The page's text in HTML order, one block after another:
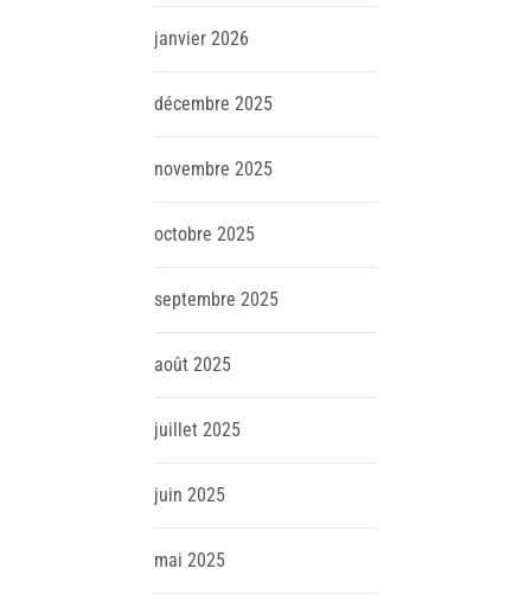
janvier 2026
décembre 2025
novembre 2025
octobre 2025
septembre 2025
août 2025
juillet 2025
juin 2025
mai 2025